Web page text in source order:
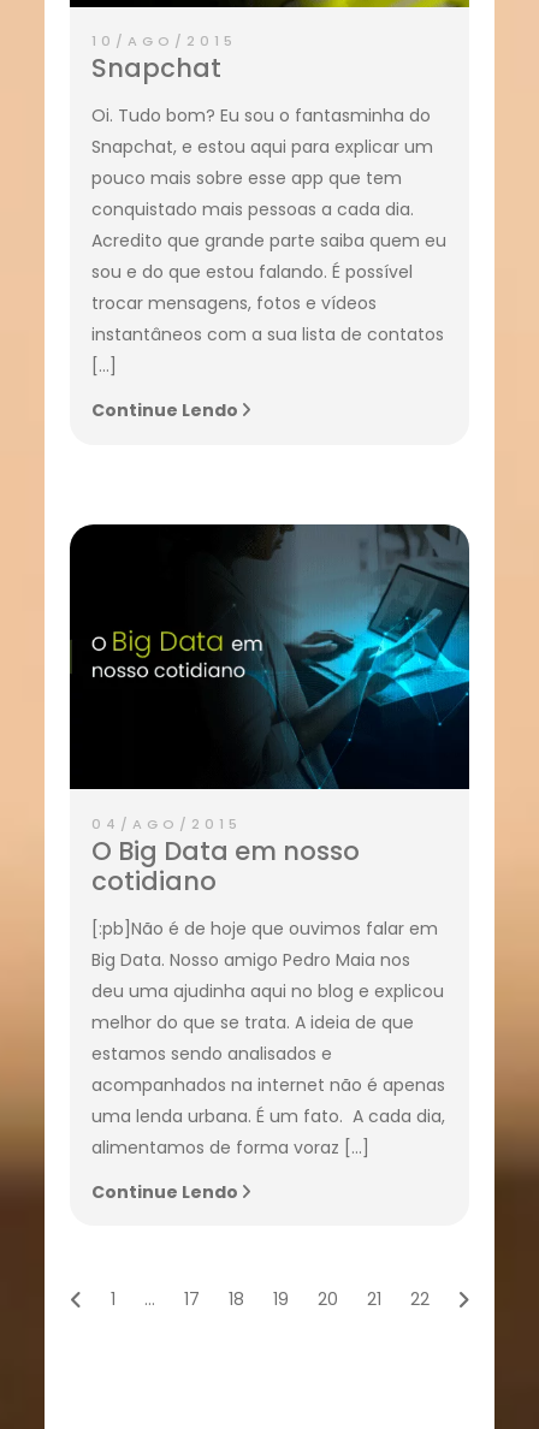
10/AGO/2015
Snapchat
Oi. Tudo bom? Eu sou o fantasminha do
Snapchat, e estou aqui para explicar um
pouco mais sobre esse app que tem
conquistado mais pessoas a cada dia.
Acredito que grande parte saiba quem eu
sou e do que estou falando. É possível
trocar mensagens, fotos e vídeos
instantâneos com a sua lista de contatos
[…]
Continue Lendo
04/AGO/2015
O Big Data em nosso
cotidiano
[:pb]Não é de hoje que ouvimos falar em
Big Data. Nosso amigo Pedro Maia nos
deu uma ajudinha aqui no blog e explicou
melhor do que se trata. A ideia de que
estamos sendo analisados e
acompanhados na internet não é apenas
uma lenda urbana. É um fato. A cada dia,
alimentamos de forma voraz […]
Continue Lendo
1 … 17 18 19 20 21 22